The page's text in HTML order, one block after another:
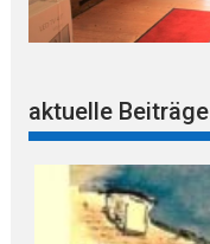
aktuelle Beiträge